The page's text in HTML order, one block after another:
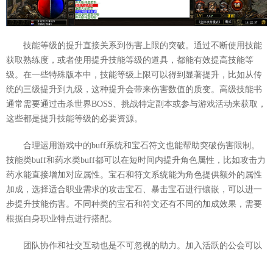
技能等级的提升直接关系到伤害上限的突破。通过不断使用技能
获取熟练度，或者使用提升技能等级的道具，都能有效提高技能等
级。在一些特殊版本中，技能等级上限可以得到显著提升，比如从传
统的三级提升到九级，这种提升会带来伤害数值的质变。高级技能书
通常需要通过击杀世界BOSS、挑战特定副本或参与游戏活动来获取，
这些都是提升技能等级的必要资源。
合理运用游戏中的buff系统和宝石符文也能帮助突破伤害限制。
技能类buff和药水类buff都可以在短时间内提升角色属性，比如攻击力
药水能直接增加对应属性。宝石和符文系统能为角色提供额外的属性
加成，选择适合职业需求的攻击宝石、暴击宝石进行镶嵌，可以进一
步提升技能伤害。不同种类的宝石和符文还有不同的加成效果，需要
根据自身职业特点进行搭配。
团队协作和社交互动也是不可忽视的助力。加入活跃的公会可以